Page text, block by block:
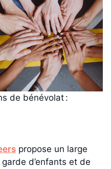
de bénévolat :
propose un large
d’enfants et de